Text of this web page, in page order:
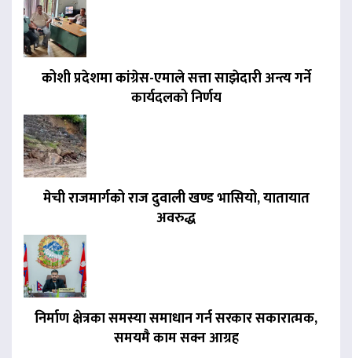
कोशी प्रदेशमा कांग्रेस-एमाले सत्ता साझेदारी अन्त्य गर्ने
कार्यदलको निर्णय
मेची राजमार्गको राज दुवाली खण्ड भासियो, यातायात
अवरुद्ध
निर्माण क्षेत्रका समस्या समाधान गर्न सरकार सकारात्मक,
समयमै काम सक्न आग्रह